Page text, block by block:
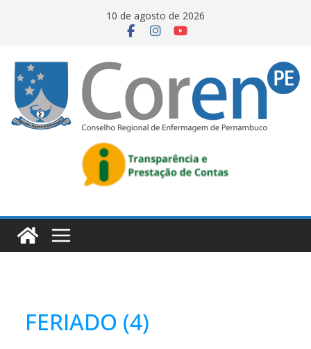
10 de agosto de 2026
FERIADO (4)